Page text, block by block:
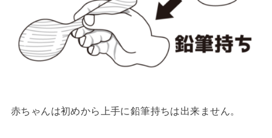
赤ちゃんは初めから上手に鉛筆持ちは出来ません。